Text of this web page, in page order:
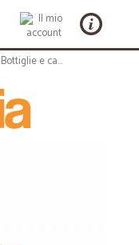
Bottiglie e caraffe: Brahms caraffa 1,4 lt verde